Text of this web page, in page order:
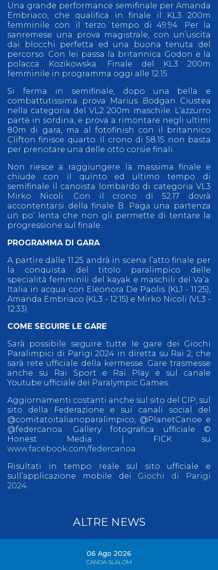
Una grande performance semifinale per Amanda
Embriaco, che qualifica in finale il KL3 200m
femminile con il terzo tempo di 49.94. Per la
sanremese una prova magistrale, con un’uscita
dai blocchi perfetta ed una buona tenuta del
percorso. Con lei passa la britannica Godon e la
polacca Kozikowska. Finale del KL3 200m
femminile in programma oggi alle 12.15.
Si ferma in semifinale, dopo una bella e
combattutissima prova Marius Bodgan Ciustea
nella categoria del VL2 200m maschile. L’azzurro
parte in sordina, e prova a rimontare negli ultimi
80m di gara, ma al fotofinish con il britannico
Clifton finisce quarto. Il crono di 58.15 non basta
per prenotare una delle otto corsie finali.
Non riesce a raggiungere la massima finale e
chiude con il quinto ed ultimo tempo di
semifinale il canoista lombardo di categoria VL3
Mirko Nicoli. Con il crono di 52.17 dovrà
accontentarsi della finale B. Paga una partenza
un po’ lenta che non gli permette di tentare la
progressione sul finale.
PROGRAMMA DI GARA
A partire dalle 11.25 andrà in scena l’atto finale per
la conquista del titolo paralimpico delle
specialità femminili del kayak e maschili del Va’a.
Italia in acqua con Eleonora De Paolis (KL1 - 11:25),
Amanda Embriaco (KL3 - 12:15) e Mirko Nicoli (VL3 -
12:33).
COME SEGUIRE LE GARE
Sarà possibile seguire tutte le gare dei Giochi
Paralimpici di Parigi 2024 in diretta su Rai 2, che
sarà rete ufficiale della kermesse. Gare trasmesse
anche su Rai Sport e Rai Play e sul canale
Youtube ufficiale dei Paralympic Games.
Aggiornamenti costanti anche sul sito del CIP, sul
sito della Federazione e sui canali social del
@comitatoitalianoparalimpico, @PlanetCanoe e
@federcanoa. Gallery fotografica ufficiale ©
Honest Media | FICK su
www.facebook.com/federcanoa
Risultati in tempo reale sul sito ufficiale e
sull’applicazione mobile dei Giochi di Parigi
2024
ALTRE NEWS
06 Ago 2026
CANOA SLALOM